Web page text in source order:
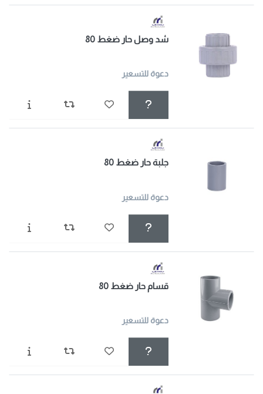
شد وصل حار ضغط 80
دعوة للتسعير
جلبة حار ضغط 80
دعوة للتسعير
قسام حار ضغط 80
دعوة للتسعير